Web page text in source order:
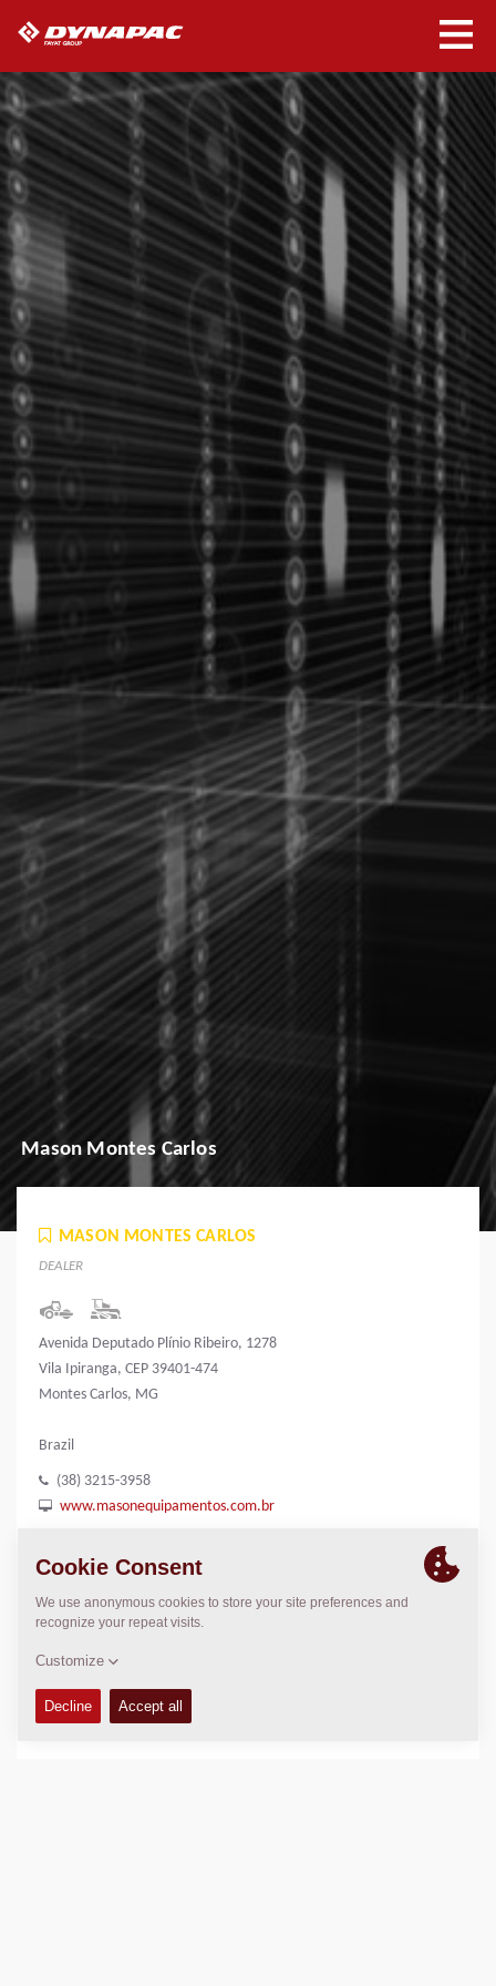
Mason Montes Carlos
MASON MONTES CARLOS
DEALER
Avenida Deputado Plínio Ribeiro, 1278
Vila Ipiranga, CEP 39401-474
Montes Carlos, MG
Brazil
(38) 3215-3958
www.masonequipamentos.com.br
LOCATION
>Directions